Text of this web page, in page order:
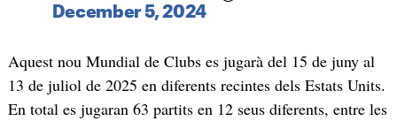
December 5, 2024
Aquest nou Mundial de Clubs es jugarà del 15 de juny al
13 de juliol de 2025 en diferents recintes dels Estats Units.
En total es jugaran 63 partits en 12 seus diferents, entre les